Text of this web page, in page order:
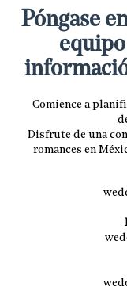
Póngase
Comience a
Disfrute de una
romances en